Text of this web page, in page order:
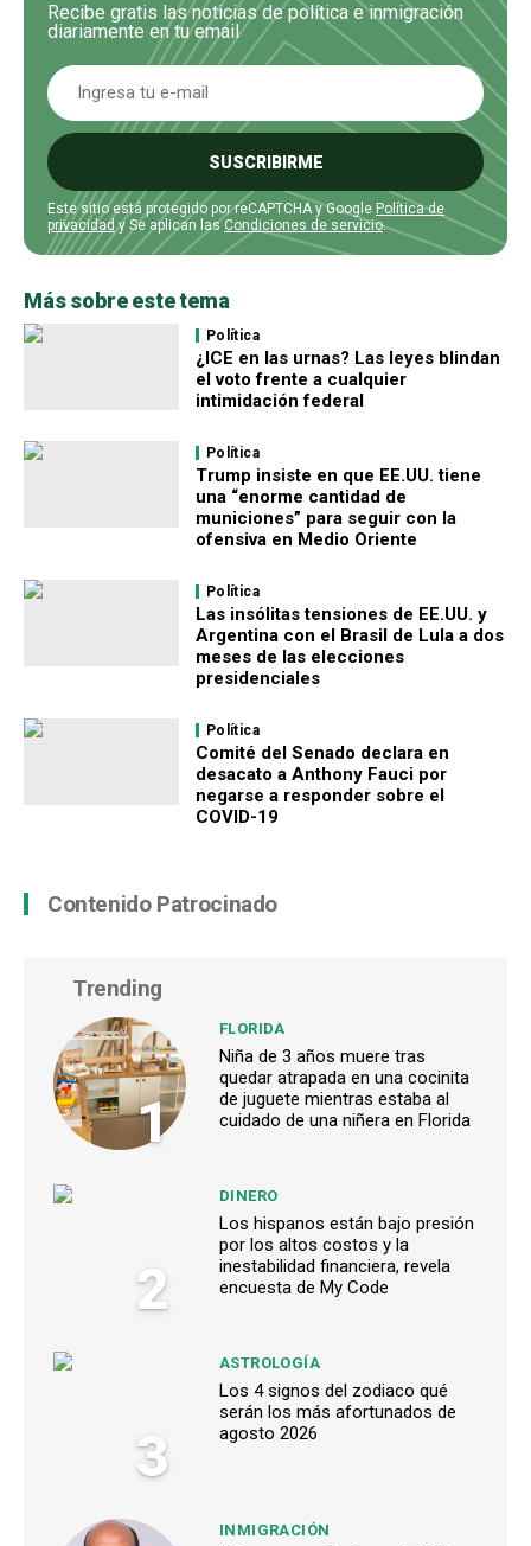
Recibe gratis las noticias de política e inmigración
diariamente en tu email
SUSCRIBIRME
Este sitio está protegido por reCAPTCHA y Google Política de
privacidad y Se aplican lasCondiciones de servicio.
Más sobre este tema
Política
¿ICE en las urnas? Las leyes blindan
el voto frente a cualquier
intimidación federal
Política
Trump insiste en que EE.UU. tiene
una “enorme cantidad de
municiones” para seguir con la
ofensiva en Medio Oriente
Política
Las insólitas tensiones de EE.UU. y
Argentina con el Brasil de Lula a dos
meses de las elecciones
presidenciales
Política
Comité del Senado declara en
desacato a Anthony Fauci por
negarse a responder sobre el
COVID-19
Contenido Patrocinado
Trending
1
FLORIDA
Niña de 3 años muere tras
quedar atrapada en una cocinita
de juguete mientras estaba al
cuidado de una niñera en Florida
2
DINERO
Los hispanos están bajo presión
por los altos costos y la
inestabilidad financiera, revela
encuesta de My Code
3
ASTROLOGÍA
Los 4 signos del zodiaco qué
serán los más afortunados de
agosto 2026
INMIGRACIÓN